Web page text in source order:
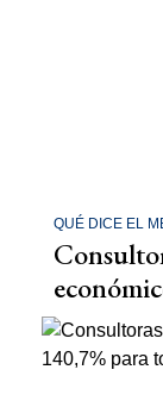
QUÉ DICE EL